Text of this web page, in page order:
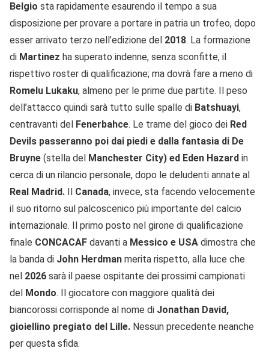
Belgio sta rapidamente esaurendo il tempo a sua
disposizione per provare a portare in patria un trofeo, dopo
esser arrivato terzo nell’edizione del 2018. La formazione
di Martinez ha superato indenne, senza sconfitte, il
rispettivo roster di qualificazione; ma dovrà fare a meno di
Romelu Lukaku, almeno per le prime due partite. Il peso
dell’attacco quindi sarà tutto sulle spalle di Batshuayi,
centravanti del
Fenerbahce. Le trame del gioco dei Red
Devils passeranno poi dai piedi e dalla fantasia di De
Bruyne (stella del Manchester City) ed Eden Hazard in
cerca di un rilancio personale, dopo le deludenti annate al
Real Madrid.
Canada, invece, sta facendo velocemente
il suo ritorno sul palcoscenico più importante del calcio
internazionale. Il primo posto nel girone di qualificazione
finale CONCACAF davanti a Messico e USA dimostra che
la banda di John Herdman merita rispetto, alla luce che
nel 2026 sarà il paese ospitante dei prossimi campionati
del
Mondo. Il giocatore con maggiore qualità dei
biancorossi corrisponde al nome di Jonathan David,
gioiellino pregiato del Lille. Nessun precedente neanche
per questa sfida.